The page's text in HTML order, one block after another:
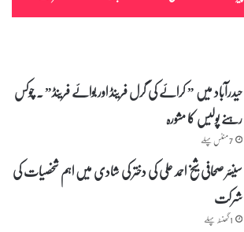
حیدرآباد میں ” کرائے کی گرل فرینڈ اور بوائے فرینڈ” ۔ چوکس
رہنے پولیس کا مشورہ
7 منٹس پہلے
سینئر صحافی شیخ احمد علی کی دختر کی شادی میں اہم شخصیات کی
شرکت
1 گھنٹہ پہلے